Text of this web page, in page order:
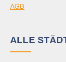
AGB
ALLE